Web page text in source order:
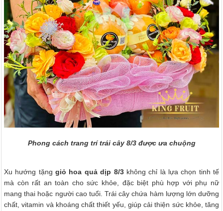
Phong cách trang trí trái cây 8/3 được ưa chuộng
Xu hướng tặng giỏ hoa quả dịp 8/3 không chỉ là lựa chọn tinh tế
mà còn rất an toàn cho sức khỏe, đặc biệt phù hợp với phụ nữ
mang thai hoặc người cao tuổi. Trái cây chứa hàm lượng lớn dưỡng
chất, vitamin và khoáng chất thiết yếu, giúp cải thiện sức khỏe, tăng